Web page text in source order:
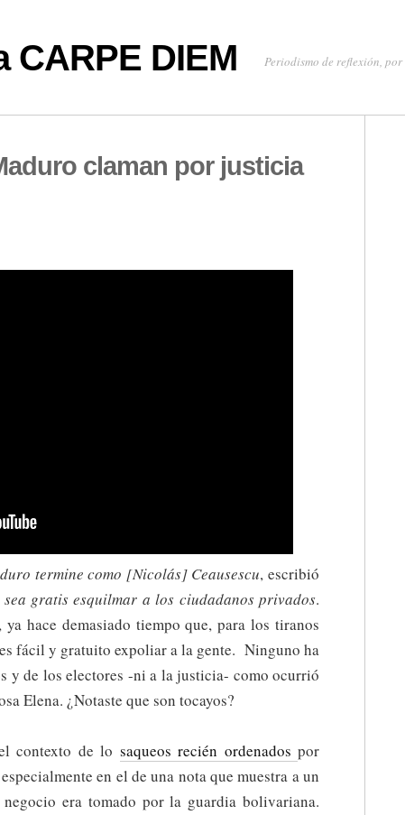
CARPE DIEM Periodismo de reflexión,
claman por justicia
termine como [Nicolás] Ceausescu, escribió
sea gratis esquilmar a los ciudadanos privados.
hace demasiado tiempo que, para los tiranos
fácil y gratuito expoliar a la gente. Ninguno ha
y de los electores -ni a la justicia- como ocurrió
Elena. ¿Notaste que son tocayos?
contexto de lo saqueos recién ordenadospor
en el de una nota que muestra a un
era tomado por la guardia bolivariana.